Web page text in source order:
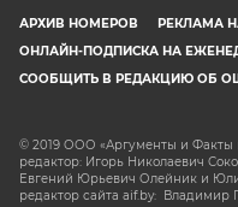
АРХИВ НОМЕРОВ РЕКЛАМА
ОНЛАЙН-ПОДПИСКА НА
СООБЩИТЬ В РЕДАКЦИЮ ОБ
© 2019 ООО «Аргументы и Факты
редактор: Игорь Николаевич
Евгений Юрьевич Олейник и
редактор сайта aif.by: